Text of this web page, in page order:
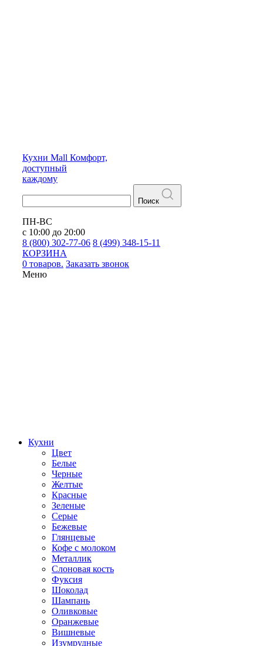
Кухни Mall Комфорт,
доступный
каждому
Поиск
ПН-ВС
с 10:00 до 20:00
8 (800) 302-77-06 8 (499) 348-15-11
КОРЗИНА
0 товаров. Заказать звонок
Меню
Кухни
Цвет
Белые
Черные
Желтые
Красные
Зеленые
Серые
Бежевые
Глянцевые
Кофе с молоком
Металлик
Слоновая кость
Фуксия
Шоколад
Шампань
Оливковые
Оранжевые
Вишневые
Изумрудные